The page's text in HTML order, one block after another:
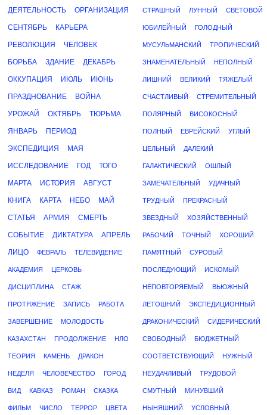
ДЕЯТЕЛЬНОСТЬ ОРГАНИЗАЦИЯ
СЕНТЯБРЬ КАРЬЕРА
РЕВОЛЮЦИЯ ЧЕЛОВЕК
БОРЬБА ЗДАНИЕ ДЕКАБРЬ
ОККУПАЦИЯ ИЮЛЬ ИЮНЬ
ПРАЗДНОВАНИЕ ВОЙНА
УРОЖАЙ ОКТЯБРЬ ТЮРЬМА
ЯНВАРЬ ПЕРИОД
ЭКСПЕДИЦИЯ МАЯ
ИССЛЕДОВАНИЕ ГОД ТОГО
МАРТА ИСТОРИЯ АВГУСТ
КНИГА КАРТА НЕБО МАЙ
СТАТЬЯ АРМИЯ СМЕРТЬ
СОБЫТИЕ ДИКТАТУРА АПРЕЛЬ
ЛИЦО ФЕВРАЛЬ ТЕЛЕВИДЕНИЕ
АКАДЕМИЯ ЦЕРКОВЬ
ДИСЦИПЛИНА СТАЖ
ПРОТЯЖЕНИЕ ЗАПИСЬ РАБОТА
ЗАВЕРШЕНИЕ МОЛОДОСТЬ
КАЗАХСТАН ПРОДОЛЖЕНИЕ НЛО
ТЕОРИЯ КАМЕНЬ ДРАКОН
НЕДЕЛЯ ЧЕЛОВЕЧЕСТВО ГОРОД
ВИД КАВКАЗ РОМАН СКАЗКА
ФИЛЬМ ЧИСЛО ТЕРРОР ЦВЕТА
СТРАШНЫЙ ЛУННЫЙ СВЕТОВОЙ
ЮБИЛЕЙНЫЙ ГОЛОДНЫЙ
МУСУЛЬМАНСКИЙ ТРОПИЧЕСКИЙ
ЗНАМЕНАТЕЛЬНЫЙ НЕПОЛНЫЙ
ЛИШНИЙ ВЕЛИКИЙ ТЯЖЕЛЫЙ
СЧАСТЛИВЫЙ СТРЕМИТЕЛЬНЫЙ
ПОЛЯРНЫЙ ВИСОКОСНЫЙ
ПОЛНЫЙ ЕВРЕЙСКИЙ УГЛЫЙ
ЦЕЛЬНЫЙ ДАЛЕКИЙ
ГАЛАКТИЧЕСКИЙ ОШЛЫЙ
ЗАМЕЧАТЕЛЬНЫЙ УДАЧНЫЙ
ТРУДНЫЙ ПРЕКРАСНЫЙ
ЗВЕЗДНЫЙ ХОЗЯЙСТВЕННЫЙ
РАБОЧИЙ ТОЧНЫЙ ХОРОШИЙ
ПАМЯТНЫЙ СУРОВЫЙ
ПОСЛЕДУЮЩИЙ ИСКОМЫЙ
НЕПОВТОРЯЕМЫЙ ВЬЮЖНЫЙ
ЛЕТОШНИЙ ЭКСПЕДИЦИОННЫЙ
ДРАКОНИЧЕСКИЙ СИДЕРИЧЕСКИЙ
СВОБОДНЫЙ БЮДЖЕТНЫЙ
СООТВЕТСТВУЮЩИЙ НУЖНЫЙ
НЕУДАЧЛИВЫЙ ТРУДОВОЙ
СМУТНЫЙ МИНУВШИЙ
НЫНЯШНИЙ УСЛОВНЫЙ